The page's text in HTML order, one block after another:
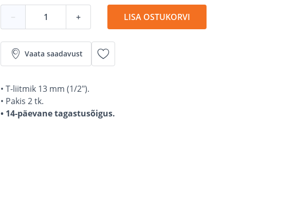
− + LISA OSTUKORVI
Vaata saadavust
• T-liitmik 13 mm (1/2").
• Pakis 2 tk.
• 14-päevane tagastusõigus.